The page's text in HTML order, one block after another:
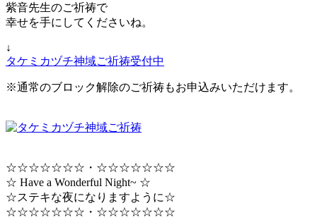
紫音先生のご祈祷で
幸せを手にしてくださいね。
↓
タケミカヅチ神域ご祈祷受付中
※通常のブロック解除のご祈祷もお申込みいただけます。
☆☆☆☆☆☆☆・☆☆☆☆☆☆☆
☆ Have a Wonderful Night~ ☆
☆ステキな夜になりますように☆
☆☆☆☆☆☆☆・☆☆☆☆☆☆☆